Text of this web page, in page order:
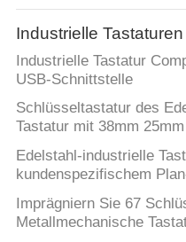
Industrielle Tastaturen
Industrielle Tastatur
USB-Schnittstelle
Schlüsseltastatur des
Tastatur mit 38mm
Edelstahl-industrielle
kundenspezifischem
Imprägniern Sie 67
Metallmechanische